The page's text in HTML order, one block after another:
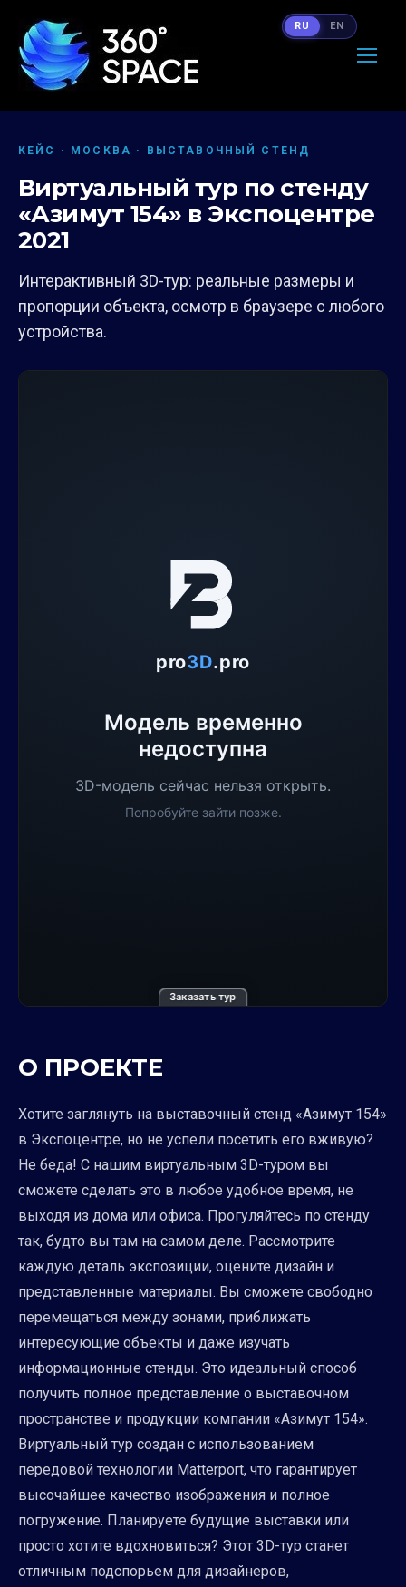
КЕЙС · МОСКВА · ВЫСТАВОЧНЫЙ СТЕНД
Виртуальный тур по стенду
«Азимут 154» в Экспоцентре
2021
Интерактивный 3D-тур: реальные размеры и
пропорции объекта, осмотр в браузере с любого
устройства.
Заказать тур
О ПРОЕКТЕ
Хотите заглянуть на выставочный стенд «Азимут 154»
в Экспоцентре, но не успели посетить его вживую?
Не беда! С нашим виртуальным 3D-туром вы
сможете сделать это в любое удобное время, не
выходя из дома или офиса. Прогуляйтесь по стенду
так, будто вы там на самом деле. Рассмотрите
каждую деталь экспозиции, оцените дизайн и
представленные материалы. Вы сможете свободно
перемещаться между зонами, приближать
интересующие объекты и даже изучать
информационные стенды. Это идеальный способ
получить полное представление о выставочном
пространстве и продукции компании «Азимут 154».
Виртуальный тур создан с использованием
передовой технологии Matterport, что гарантирует
высочайшее качество изображения и полное
погружение. Планируете будущие выставки или
просто хотите вдохновиться? Этот 3D-тур станет
отличным подспорьем для дизайнеров,
RU EN